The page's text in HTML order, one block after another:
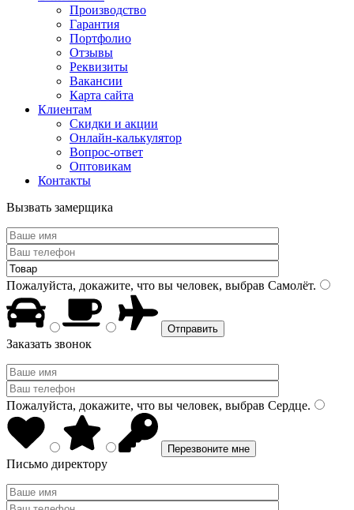
Производство
Гарантия
Портфолио
Отзывы
Реквизиты
Вакансии
Карта сайта
Клиентам
Скидки и акции
Онлайн-калькулятор
Вопрос-ответ
Оптовикам
Контакты
Вызвать замерщика
Пожалуйста, докажите, что вы человек, выбрав Самолёт.
Заказать звонок
Пожалуйста, докажите, что вы человек, выбрав Сердце.
Письмо директору